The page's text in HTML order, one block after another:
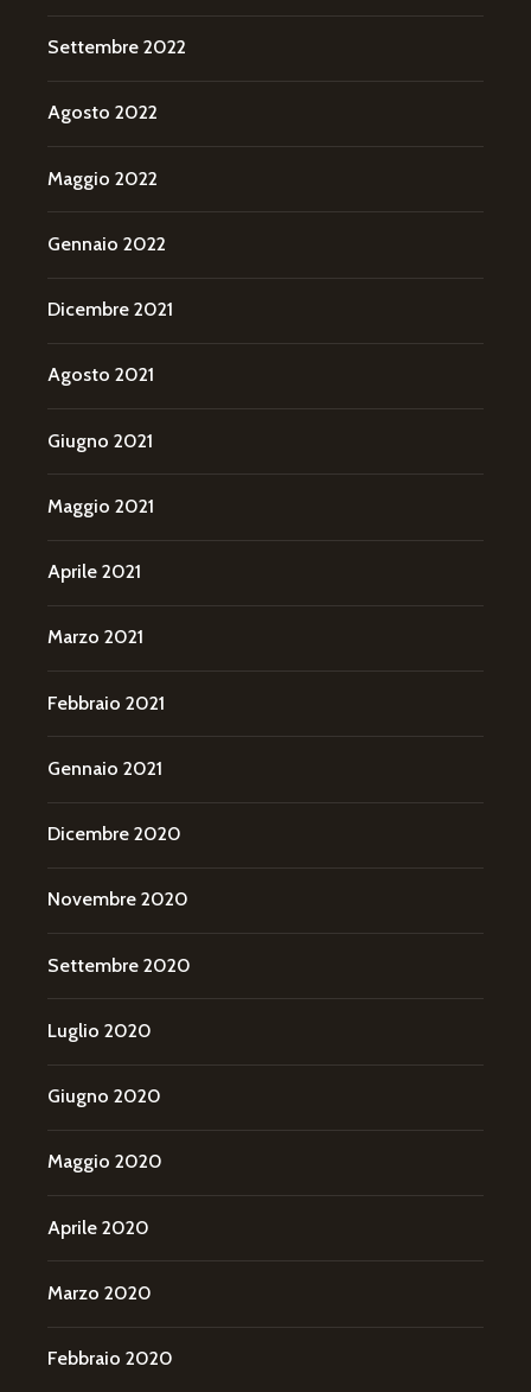
Settembre 2022
Agosto 2022
Maggio 2022
Gennaio 2022
Dicembre 2021
Agosto 2021
Giugno 2021
Maggio 2021
Aprile 2021
Marzo 2021
Febbraio 2021
Gennaio 2021
Dicembre 2020
Novembre 2020
Settembre 2020
Luglio 2020
Giugno 2020
Maggio 2020
Aprile 2020
Marzo 2020
Febbraio 2020